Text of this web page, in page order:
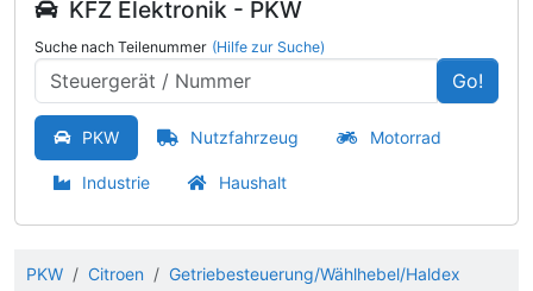
KFZ Elektronik - PKW
Suche nach Teilenummer (Hilfe zur Suche)
Go!
PKW Nutzfahrzeug Motorrad
Industrie Haushalt
PKW Citroen
Getriebesteuerung/Wählhebel/Haldex